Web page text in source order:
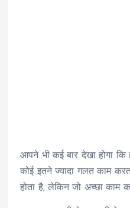
आपने भी कई बार देखा होगा
कोई इतने ज्यादा गलत काम
होता है, लेकिन जो अच्छा काम